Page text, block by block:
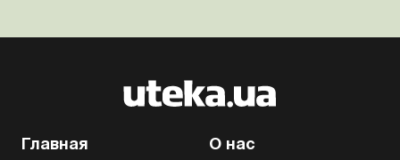
Главная О нас